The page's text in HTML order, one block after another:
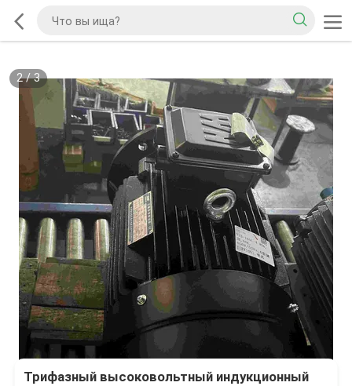
2/3
Трифазный высоковольтный индукционный